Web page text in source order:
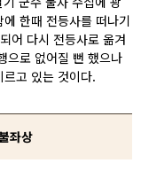
한때 전등사를 떠나기
어 다시 전등사로 옮겨
으로 없어질 뻔 했으나
고 있는 것이다.
좌상